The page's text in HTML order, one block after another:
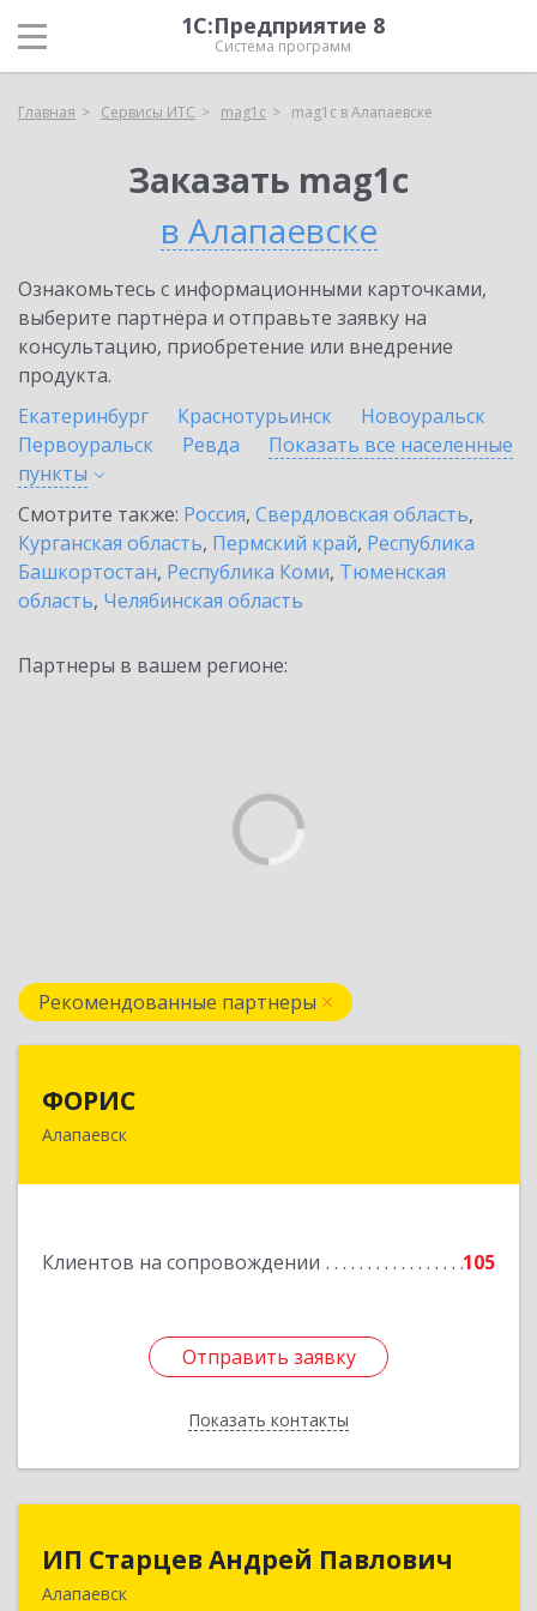
1С:Предприятие 8
Система программ
Главная Сервисы ИТС mag1c mag1c в Алапаевске
Заказать mag1c
в Алапаевске
Ознакомьтесь с информационными карточками,
выберите партнёра и отправьте заявку на
консультацию, приобретение или внедрение
продукта.
Екатеринбург
Краснотурьинск
Новоуральск
Первоуральск
Ревда
Показать все населенные
пункты
Смотрите также: Россия, Свердловская область,
Курганская область, Пермский край, Республика
Башкортостан, Республика Коми, Тюменская
область, Челябинская область
Партнеры в вашем регионе:
Рекомендованные партнеры
ФОРИС
Алапаевск
Клиентов на сопровождении 105
Отправить заявку
Показать контакты
624601, Свердловская обл, Алапаевск г, Ленина
Отправить заявку
Назад
ИП Старцев Андрей Павлович
Алапаевск
ИП Старцев Андрей Павлович
624601, Свердловская обл, Алапаевск г,